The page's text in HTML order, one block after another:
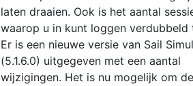
laten draaien. Ook is het aantal
waarop u in kunt loggen verdubbeld
Er is een nieuwe versie van Sail
(5.1.6.0) uitgegeven met een aantal
wijzigingen. Het is nu mogelijk om de